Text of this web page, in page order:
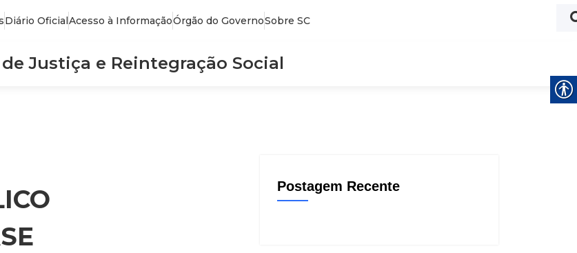
Diário OficialAcesso à InformaçãoÓrgão do GovernoSobre SC
Justiça e Reintegração Social
Postagem Recente